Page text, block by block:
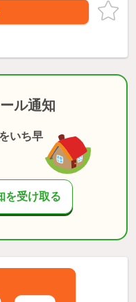
ル通知
いち早
を受け取る